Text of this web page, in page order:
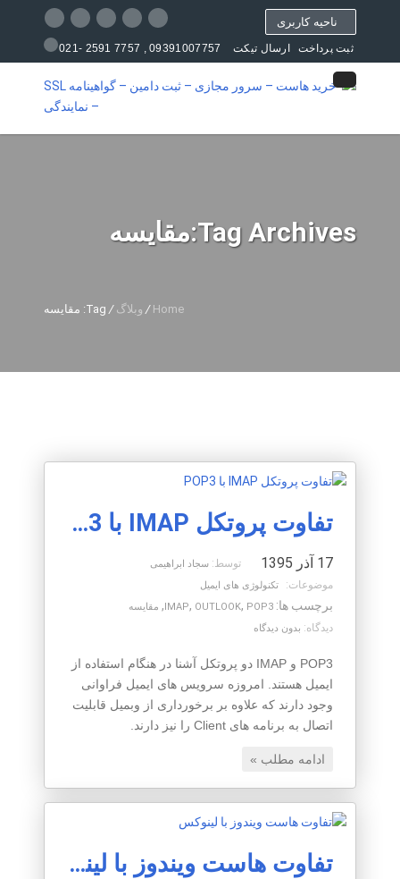
ناحیه کاربری
09391007757 , 7757 2591 -021 ثبت پرداخت
ارسال تیکت
مرکز آموزش
Tag Archives:مقایسه
Home
/ وبلاگ / Tag: مقایسه
تفاوت پروتکل IMAP با POP3
17 آذر 1395 توسط: سجاد ابراهیمی
موضوعات: تکنولوژی های ایمیل
برچسب ها: IMAP, OUTLOOK, POP3
, مقایسه
دیدگاه: بدون دیدگاه
POP3 و IMAP دو پروتکل آشنا در هنگام استفاده از
ایمیل هستند. امروزه سرویس های ایمیل فراوانی
وجود دارند که علاوه بر برخورداری از وبمیل قابلیت
اتصال به برنامه های Client را نیز دارند.
ادامه مطلب »
تفاوت هاست ویندوز با لینوکس